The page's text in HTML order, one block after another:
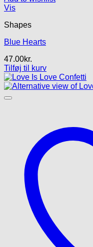
Vis
Shapes
Blue Hearts
47.00kr.
Tilføj til kurv